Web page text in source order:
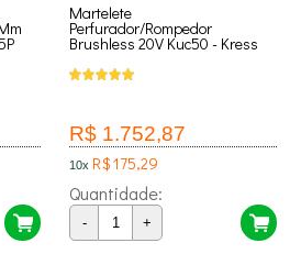
Martelete
Perfurador/Rompedor
Brushless 20V Kuc50 - Kress
R$ 1.752,87
10x R$ 175,29
Quantidade:
- +